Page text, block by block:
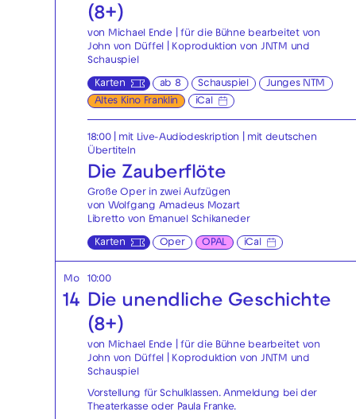
(8+)
von Michael Ende | für die Bühne bearbeitet von
John von Düffel | Koproduktion von JNTM und
Schauspiel
Karten ab 8 Schauspiel
Junges NTM
Altes Kino Franklin
iCal
18:00| mit Live-Audiodeskription
mit deutschen
Übertiteln
Die Zauberflöte
Große Oper in zwei Aufzügen
von Wolfgang Amadeus Mozart
Libretto von Emanuel Schikaneder
Karten Oper OPAL iCal
Mo
14
10:00
Die unendliche Geschichte
(8+)
von Michael Ende | für die Bühne bearbeitet von
John von Düffel | Koproduktion von JNTM und
Schauspiel
Vorstellung für Schulklassen. Anmeldung bei der
Theaterkasseoder Paula Franke.